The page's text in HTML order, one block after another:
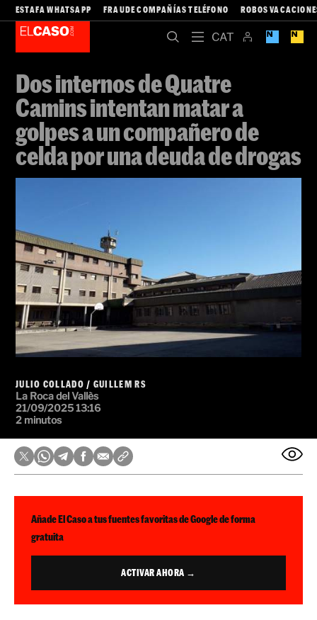
ESTAFA WHATSAPP FRAUDE COMPAÑÍAS TELÉFONO ROBOS
Dos internos de Quatre
Camins intentan matar a
golpes a un compañero de
celda por una deuda de drogas
JULIO COLLADO / GUILLEM RS
La Roca del Vallès
21/09/2025 13:16
2 minutos
Añade El Caso a tus fuentes favoritas de Google de forma
gratuita
ACTIVAR AHORA →